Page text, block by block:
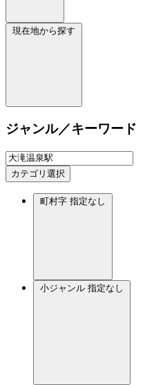
現在地から探す
ジャンル／キーワード
カテゴリ選択
町村字 指定なし
小ジャンル 指定なし